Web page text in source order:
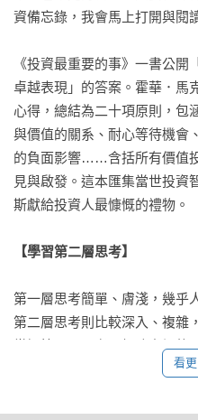
資備忘錄，我會馬上打開與閱
《投資最重要的事》一書公
卓越表現」的答案。霍華．馬
心得，總結為二十項原則，包
與價值的關系、耐心等待機會
的負面影響……含括所有價值
見與啟發。這本匯集當世投資
斯獻給投資人最慷慨的禮物。
【學習第二層思考】
第一層思考簡單、膚淺，幾乎
第二層思考則比較深入、複雜
掌握第二層思考、打敗市場的
看